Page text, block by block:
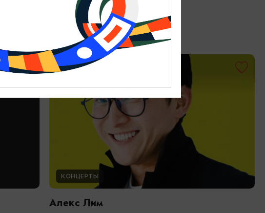
Калининград, Музей янтаря
ОТ 1500₽
КОНЦЕРТЫ
Алекс Лим